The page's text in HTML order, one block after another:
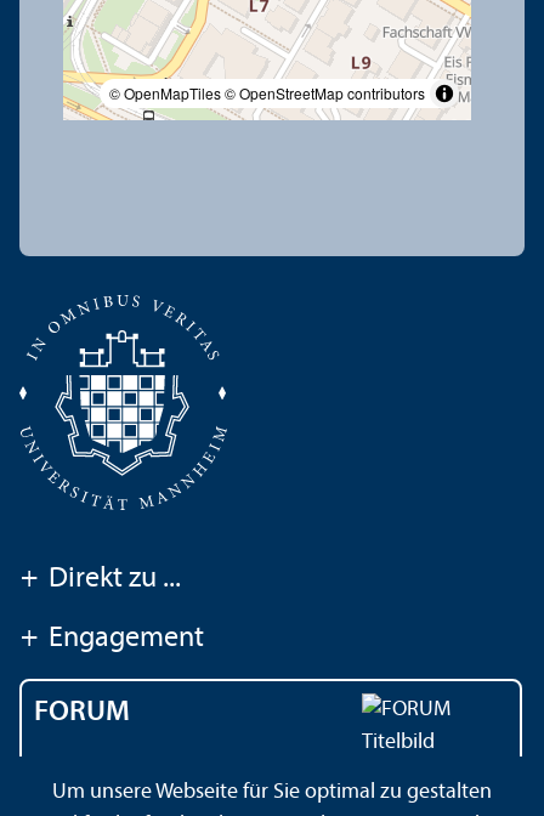
© OpenMapTiles© OpenStreetMap contributors
+ Direkt zu ...
+ Engagement
FORUM
Universität Mannheim
Um unsere Webseite für Sie optimal zu gestalten